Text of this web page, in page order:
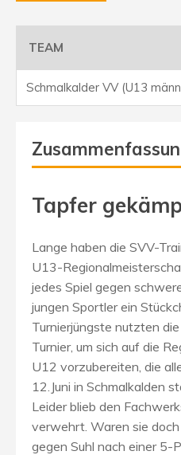
TEAM
Schmalkalder VV (U13
Tapfer
Lange haben die SVV-
U13-
jedes Spiel gegen
jungen Sportler ein
Turnierjüngste nutzten
Turnier, um sich auf die
U12 vorzubereiten, die
12.Juni in Schmalkalden
Leider blieb den
verwehrt. Waren sie
gegen Suhl nach einer 5-